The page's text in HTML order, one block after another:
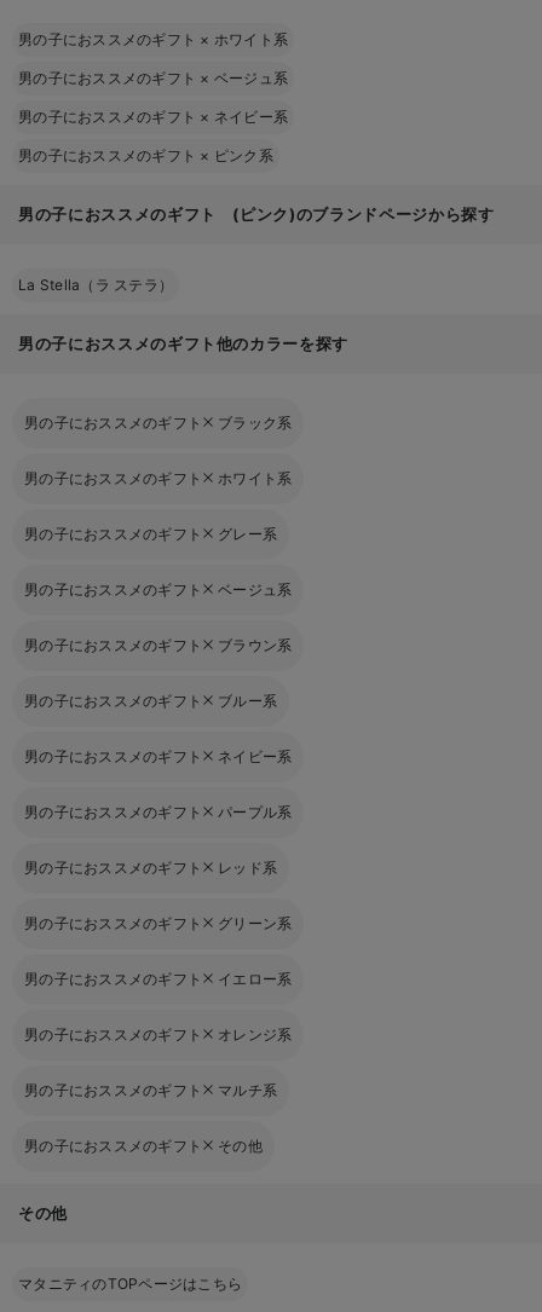
男の子におススメのギフト × ホワイト系
男の子におススメのギフト × ベージュ系
男の子におススメのギフト × ネイビー系
男の子におススメのギフト × ピンク系
男の子におススメのギフト (ピンク)のブランドページから探す
La Stella（ラ ステラ）
男の子におススメのギフト他のカラーを探す
男の子におススメのギフト ブラック系
男の子におススメのギフト ホワイト系
男の子におススメのギフト グレー系
男の子におススメのギフト ベージュ系
男の子におススメのギフト ブラウン系
男の子におススメのギフト ブルー系
男の子におススメのギフト ネイビー系
男の子におススメのギフト パープル系
男の子におススメのギフト レッド系
男の子におススメのギフト グリーン系
男の子におススメのギフト イエロー系
男の子におススメのギフト オレンジ系
男の子におススメのギフト マルチ系
男の子におススメのギフト その他
その他
マタニティのTOPページはこちら